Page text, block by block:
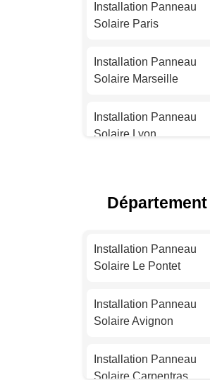
Installation Panneau
Solaire Paris
Installation Panneau
Solaire Marseille
Installation Panneau
Solaire Lyon
Solaire Nice
Solaire Nantes
Solaire Strasbourg
Département
Installation Panneau
Solaire Le Pontet
Installation Panneau
Solaire Avignon
Installation Panneau
Solaire Carpentras